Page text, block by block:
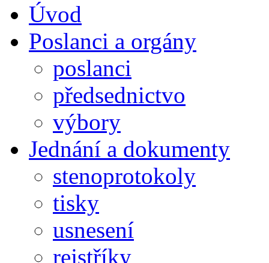
Úvod
Poslanci a orgány
poslanci
předsednictvo
výbory
Jednání a dokumenty
stenoprotokoly
tisky
usnesení
rejstříky